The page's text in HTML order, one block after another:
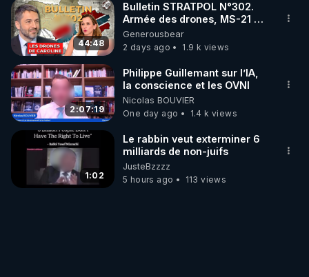
44:48
Bulletin STRATPOL N°302.
Armée des drones, MS-21 en
série, missiles coréens.
07.08.2026.
Generousbear
2 days ago
1.9 k views
2:07:19
Philippe Guillemant sur l’IA,
la conscience et les OVNI
Nicolas BOUVIER
One day ago
1.4 k views
1:02
Le rabbin veut exterminer 6
milliards de non-juifs
JusteBzzzz
5 hours ago
113 views